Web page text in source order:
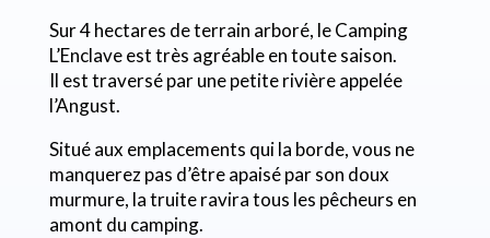
Sur 4 hectares de terrain arboré, le Camping
L’Enclave est très agréable en toute saison.
Il est traversé par une petite rivière appelée
l’Angust.
Situé aux emplacements qui la borde, vous ne
manquerez pas d’être apaisé par son doux
murmure, la truite ravira tous les pêcheurs en
amont du camping.